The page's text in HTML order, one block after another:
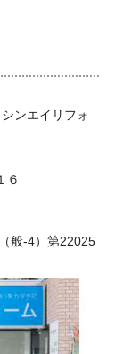
ンエイリフォ
６
般-4）第22025